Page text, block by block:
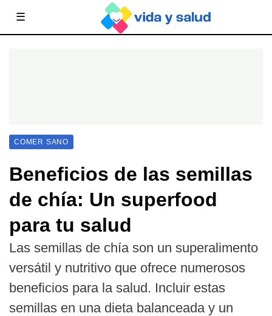
☰
COMER SANO
Beneficios de las semillas
de chía: Un superfood
para tu salud
Las semillas de chía son un superalimento
versátil y nutritivo que ofrece numerosos
beneficios para la salud. Incluir estas
semillas en una dieta balanceada y un